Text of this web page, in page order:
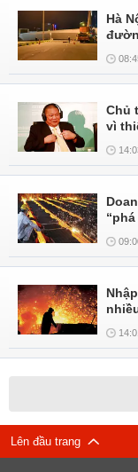
Hà
Chủ
vì
“phá
Lên đầu trang